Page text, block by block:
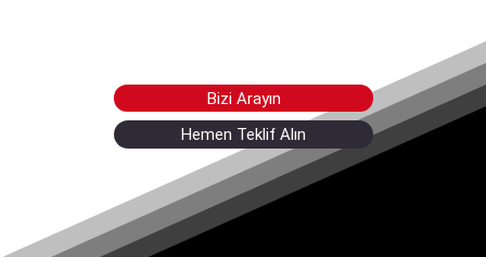
Bizi Arayın
Hemen Teklif Alın